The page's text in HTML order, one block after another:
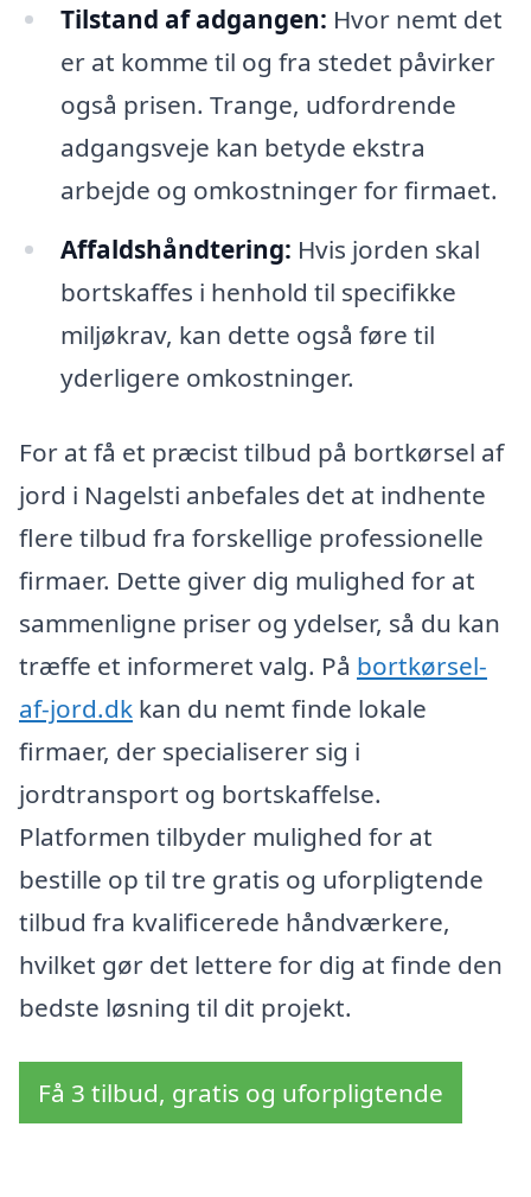
Tilstand af adgangen: Hvor nemt det
er at komme til og fra stedet påvirker
også prisen. Trange, udfordrende
adgangsveje kan betyde ekstra
arbejde og omkostninger for firmaet.
Affaldshåndtering: Hvis jorden skal
bortskaffes i henhold til specifikke
miljøkrav, kan dette også føre til
yderligere omkostninger.
For at få et præcist tilbud på bortkørsel af
jord i Nagelsti anbefales det at indhente
flere tilbud fra forskellige professionelle
firmaer. Dette giver dig mulighed for at
sammenligne priser og ydelser, så du kan
træffe et informeret valg. På bortkørsel-
af-jord.dk kan du nemt finde lokale
firmaer, der specialiserer sig i
jordtransport og bortskaffelse.
Platformen tilbyder mulighed for at
bestille op til tre gratis og uforpligtende
tilbud fra kvalificerede håndværkere,
hvilket gør det lettere for dig at finde den
bedste løsning til dit projekt.
Få 3 tilbud, gratis og uforpligtende